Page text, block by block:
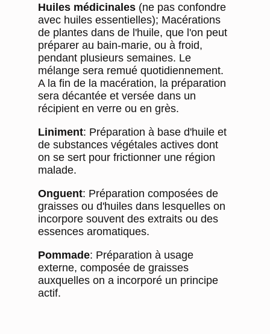
Les
conseils
des
experts
GRATUITEMENT
Inscrivez-vous à
d'information et
recevez ce guide
en cadeau
Vous pouvez
annuler votre
abonnement
Adresse email*
Huiles médicinales (ne pas confondre
avec huiles essentielles); Macérations
de plantes dans de l'huile, que l'on peut
préparer au bain-marie, ou à froid,
pendant plusieurs semaines. Le
mélange sera remué quotidiennement.
A la fin de la macération, la préparation
sera décantée et versée dans un
récipient en verre ou en grès.
Liniment: Préparation à base d'huile et
de substances végétales actives dont
on se sert pour frictionner une région
malade.
Onguent: Préparation composées de
graisses ou d'huiles dans lesquelles on
incorpore souvent des extraits ou des
essences aromatiques.
Pommade: Préparation à usage
externe, composée de graisses
auxquelles on a incorporé un principe
actif.